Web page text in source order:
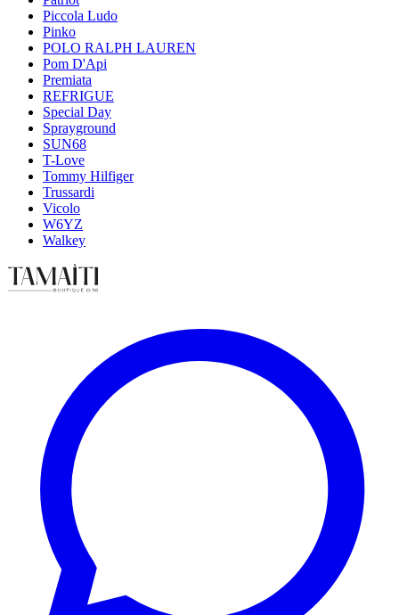
Piccola Ludo
Pinko
POLO RALPH LAUREN
Pom D'Api
Premiata
REFRIGUE
Special Day
Sprayground
SUN68
T-Love
Tommy Hilfiger
Trussardi
Vicolo
W6YZ
Walkey